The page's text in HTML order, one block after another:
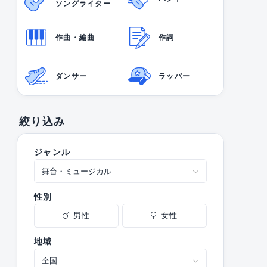
ソングライター
作曲・編曲 作詞
ダンサー ラッパー
絞り込み
ジャンル
性別
男性 女性
地域